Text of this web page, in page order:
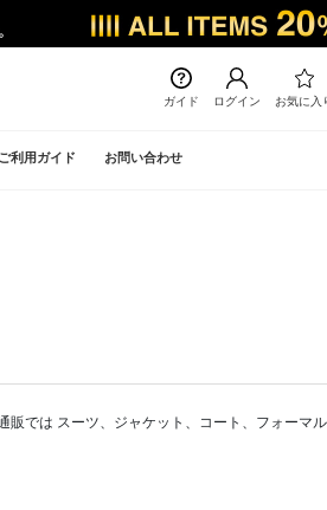
ガイド ログイン お気に入
ご利用ガイド お問い合わせ
販では スーツ、ジャケット、コート、フォーマ